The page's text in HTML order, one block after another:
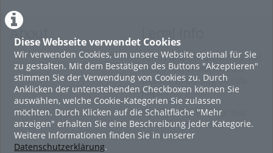
Diese Webseite verwendet Cookies
Wir verwenden Cookies, um unsere Website optimal für Sie
zu gestalten. Mit dem Bestätigen des Buttons "Akzeptieren"
stimmen Sie der Verwendung von Cookies zu. Durch
Anklicken der untenstehenden Checkboxen können Sie
auswählen, welche Cookie-Kategorien Sie zulassen
möchten. Durch Klicken auf die Schaltfläche "Mehr
anzeigen" erhalten Sie eine Beschreibung jeder Kategorie.
Weitere Informationen finden Sie in unserer
Datenschutzerklärung.
About Legal Info
Terms and Conditions for the
Usage of this ViMP based
website (including all sub-
pages)
Privacy Statement for this
ViMP based Website incl.
Sub-pages